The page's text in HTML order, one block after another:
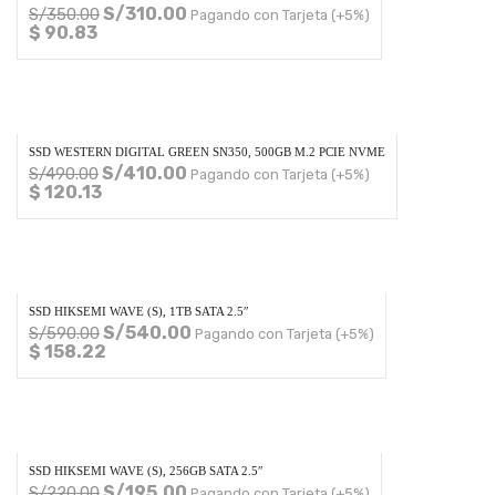
S/350.00S/310.00 Pagando con Tarjeta (+5%)
$ 90.83
SSD WESTERN DIGITAL GREEN SN350, 500GB M.2 PCIE NVME
S/490.00S/410.00 Pagando con Tarjeta (+5%)
$ 120.13
SSD HIKSEMI WAVE (S), 1TB SATA 2.5″
S/590.00S/540.00 Pagando con Tarjeta (+5%)
$ 158.22
SSD HIKSEMI WAVE (S), 256GB SATA 2.5″